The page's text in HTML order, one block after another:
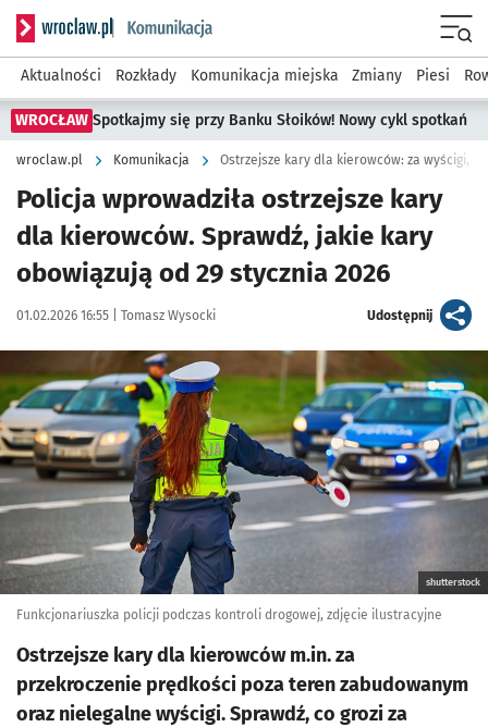
Serwis informacyjny wroclaw.pl podserwis: Komunikacja
Aktualności Rozkłady Komunikacja miejska Zmiany Piesi
WROCŁAW Spotkajmy się przy Banku Słoików! Nowy cykl spotkań
wroclaw.pl Komunikacja Ostrzejsze kary dla kierowców: za wyścigi,
Policja wprowadziła ostrzejsze kary
dla kierowców. Sprawdź, jakie kary
obowiązują od 29 stycznia 2026
Data publikacji:
01.02.2026 16:55 | Autor:
Tomasz Wysocki Udostępnijartykuł
Kliknij, aby powiększyć
shutterstock
Funkcjonariuszka policji podczas kontroli drogowej, zdjęcie ilustracyjne
Ostrzejsze kary dla kierowców m.in. za
przekroczenie prędkości poza teren zabudowanym
oraz nielegalne wyścigi. Sprawdź, co grozi za